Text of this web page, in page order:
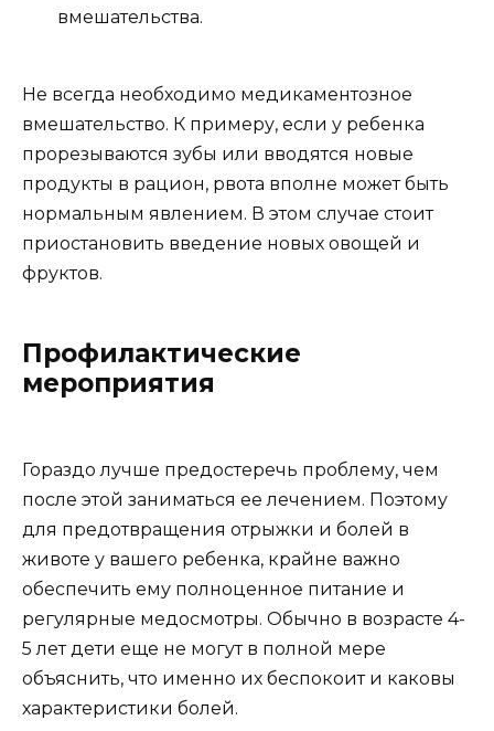
вмешательства.
Не всегда необходимо медикаментозное
вмешательство. К примеру, если у ребенка
прорезываются зубы или вводятся новые
продукты в рацион, рвота вполне может быть
нормальным явлением. В этом случае стоит
приостановить введение новых овощей и
фруктов.
Профилактические
мероприятия
Гораздо лучше предостеречь проблему, чем
после этой заниматься ее лечением. Поэтому
для предотвращения отрыжки и болей в
животе у вашего ребенка, крайне важно
обеспечить ему полноценное питание и
регулярные медосмотры. Обычно в возрасте 4-
5 лет дети еще не могут в полной мере
объяснить, что именно их беспокоит и каковы
характеристики болей.